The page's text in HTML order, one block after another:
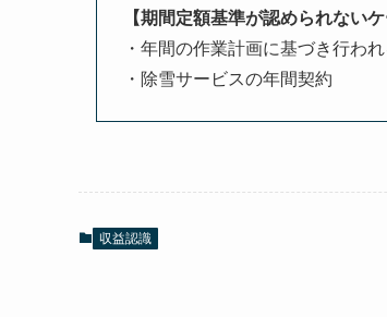
【期間定額基準が認められないケ
・年間の作業計画に基づき行わ
・除雪サービスの年間契約
収益認識